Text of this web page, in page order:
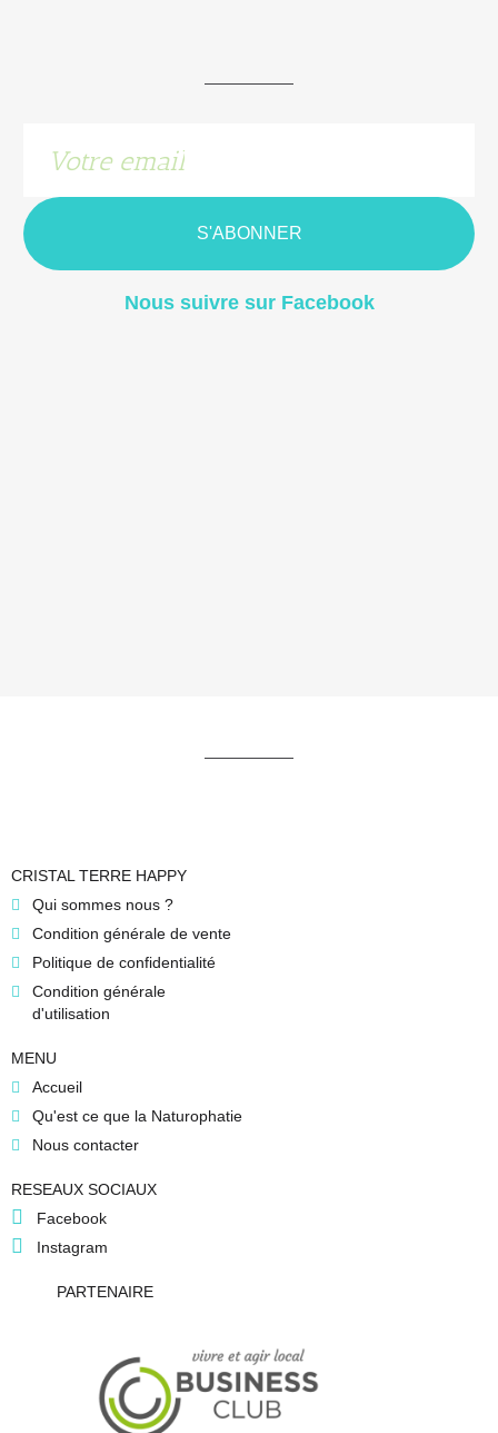
S'ABONNER
Nous suivre sur Facebook
CRISTAL TERRE HAPPY
Qui sommes nous ?
Condition générale de vente
Politique de confidentialité
Condition générale
d'utilisation
MENU
Accueil
Qu'est ce que la Naturophatie
Nous contacter
RESEAUX SOCIAUX
Facebook
Instagram
PARTENAIRE